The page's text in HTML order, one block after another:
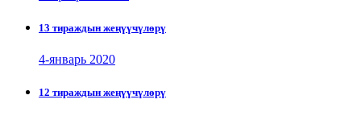
13 тираждын жеңүүчүлөрү
4-январь 2020
12 тираждын жеңүүчүлөрү